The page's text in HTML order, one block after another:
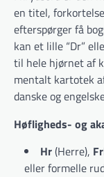
en titel,
efterspørger få
kan et lille “Dr”
til hele hjørnet af
mentalt kartotek
danske og
Høfligheds- og
Hr(Herre),
eller formelle